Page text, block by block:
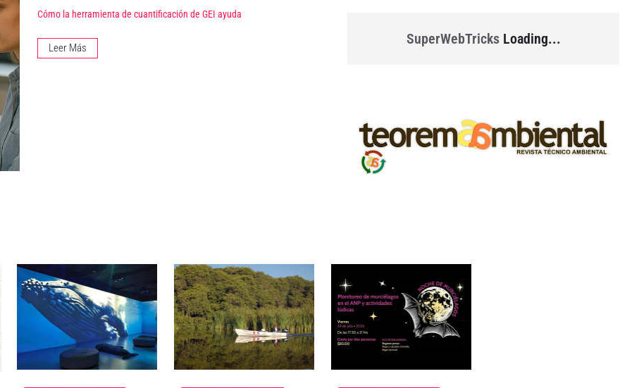
Cómo la herramienta de cuantificación de GEI ayuda
Leer Más
SuperWebTricksLoading...